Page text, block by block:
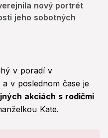
nový portrét
jeho sobotných
v poradí v
v poslednom čase je
akciách s rodičmi
Kate.